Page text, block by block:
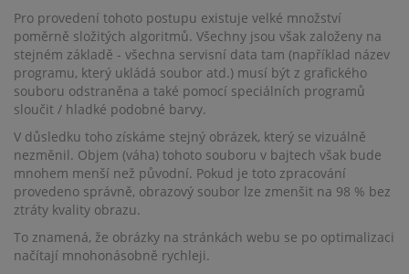
Pro provedení tohoto postupu existuje velké množství
poměrně složitých algoritmů. Všechny jsou však založeny na
stejném základě - všechna servisní data tam (například název
programu, který ukládá soubor atd.) musí být z grafického
souboru odstraněna a také pomocí speciálních programů
sloučit / hladké podobné barvy.
V důsledku toho získáme stejný obrázek, který se vizuálně
nezměnil. Objem (váha) tohoto souboru v bajtech však bude
mnohem menší než původní. Pokud je toto zpracování
provedeno správně, obrazový soubor lze zmenšit na 98 % bez
ztráty kvality obrazu.
To znamená, že obrázky na stránkách webu se po optimalizaci
načítají mnohonásobně rychleji.